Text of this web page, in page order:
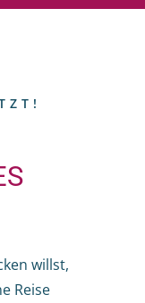
willst,
Reise